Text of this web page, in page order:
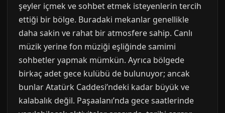
şeyler içmek ve sohbet etmek isteyenlerin tercih
ettiği bir bölge. Buradaki mekanlar genellikle
daha sakin ve rahat bir atmosfere sahip. Canlı
müzik yerine fon müziği eşliğinde samimi
sohbetler yapmak mümkün. Ayrıca bölgede
birkaç adet gece kulübü de bulunuyor; ancak
bunlar Atatürk Caddesi’ndeki kadar büyük ve
kalabalık değil. Paşaalanı’nda gece saatlerinde